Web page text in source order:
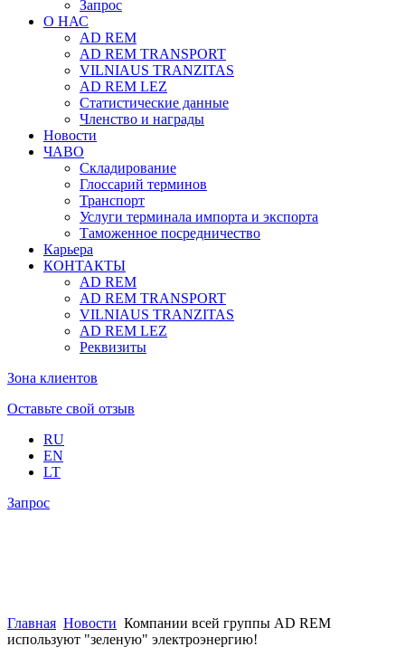
Запрос
О НАС
AD REM
AD REM TRANSPORT
VILNIAUS TRANZITAS
AD REM LEZ
Статистические данные
Членство и награды
Новости
ЧАВО
Складирование
Глоссарий терминов
Транспорт
Услуги терминала импорта и экспорта
Таможенное посредничество
Карьера
КОНТАКТЫ
AD REM
AD REM TRANSPORT
VILNIAUS TRANZITAS
AD REM LEZ
Реквизиты
Зона клиентов
Оставьте свой отзыв
RU
EN
LT
Запрос
Главная Новости Компании всей группы AD REM
используют "зеленую" электроэнергию!